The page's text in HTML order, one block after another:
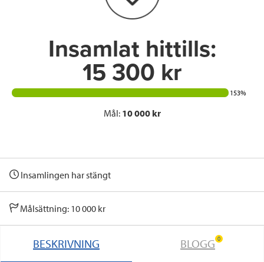
n
Insamlat hittills:
15 300 kr
153%
Mål: 10 000 kr
Insamlingen har stängt
Målsättning: 10 000 kr
BESKRIVNING BLOGG 0